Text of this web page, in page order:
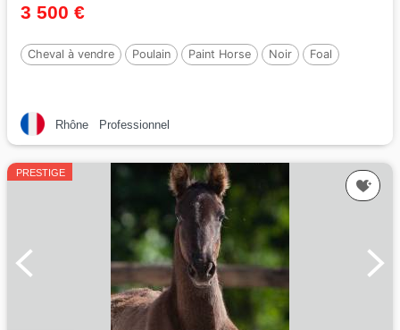
3 500 €
Cheval à vendre Poulain Paint Horse Noir Foal
Rhône Professionnel
PRESTIGE